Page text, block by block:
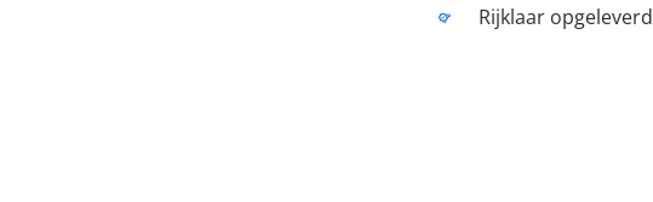
Rijklaar opgeleverd